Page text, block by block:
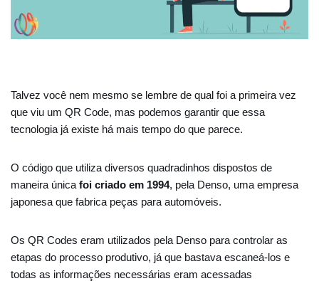
Talvez você nem mesmo se lembre de qual foi a primeira vez
que viu um QR Code, mas podemos garantir que essa
tecnologia já existe há mais tempo do que parece.
O código que utiliza diversos quadradinhos dispostos de
maneira única foi criado em 1994, pela Denso, uma empresa
japonesa que fabrica peças para automóveis.
Os QR Codes eram utilizados pela Denso para controlar as
etapas do processo produtivo, já que bastava escaneá-los e
todas as informações necessárias eram acessadas